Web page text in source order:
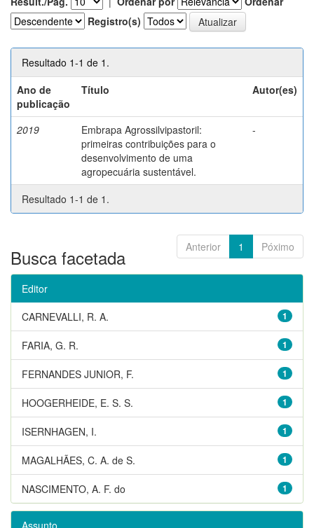
Registro(s)
Resultado 1-1 de 1.
Ano de
publicação
Título Autor(es)
2019
Embrapa Agrossilvipastoril:
primeiras contribuições para o
desenvolvimento de uma
agropecuária sustentável.
-
Resultado 1-1 de 1.
Anterior 1 Póximo
Busca facetada
Editor
1
CARNEVALLI, R. A.
1
FARIA, G. R.
1
FERNANDES JUNIOR, F.
1
HOOGERHEIDE, E. S. S.
1
ISERNHAGEN, I.
1
MAGALHÃES, C. A. de S.
1
NASCIMENTO, A. F. do
Assunto